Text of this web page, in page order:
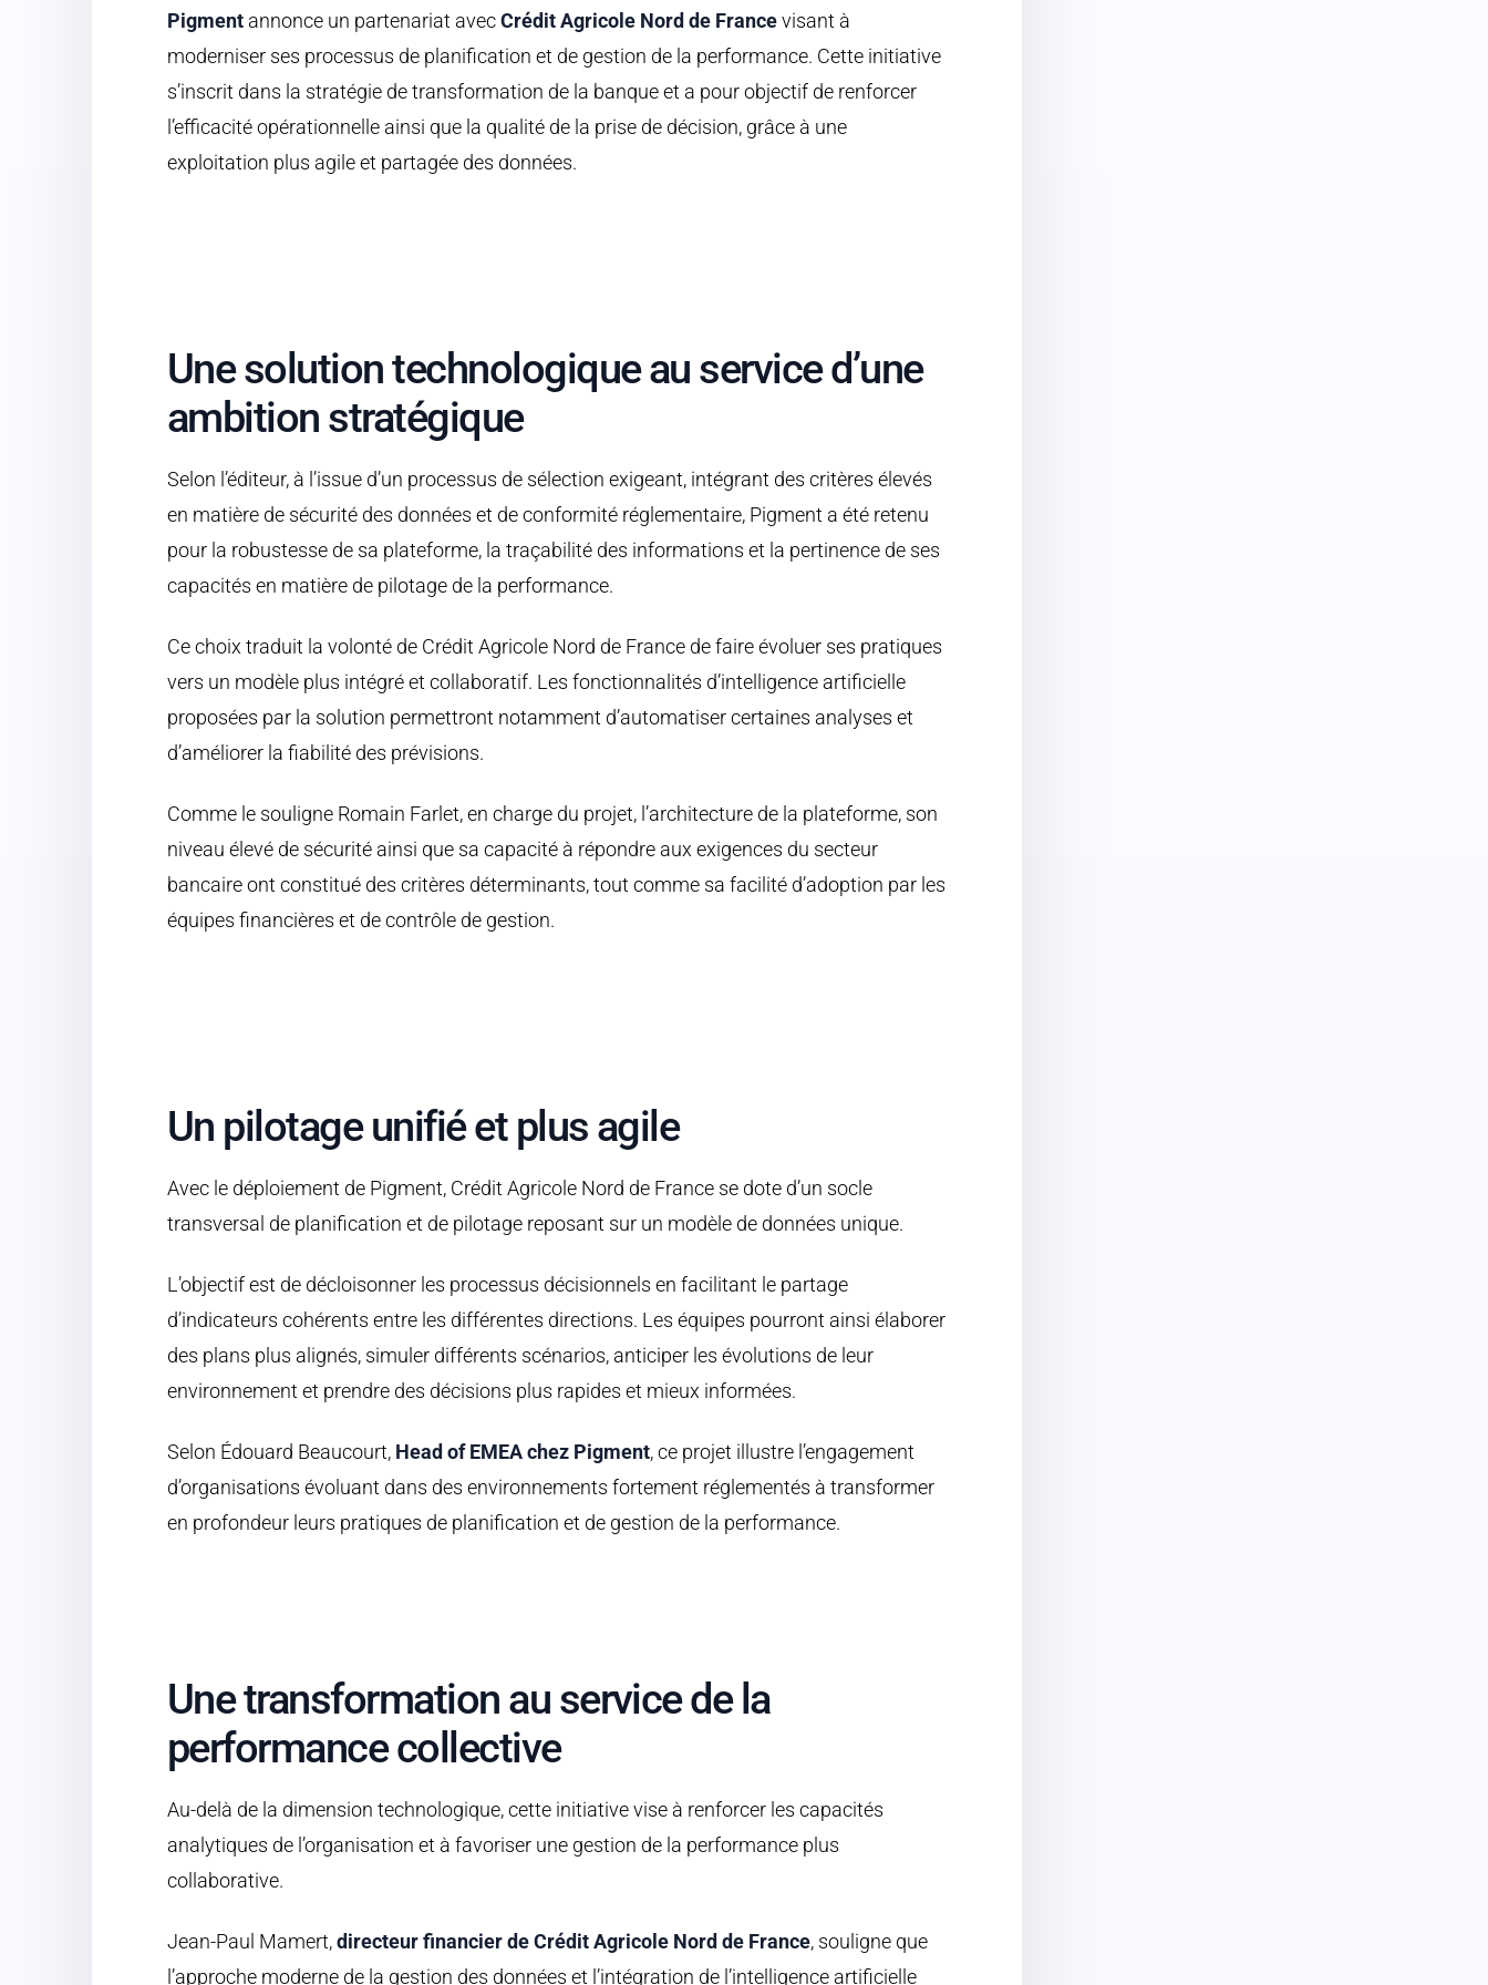
Pigment annonce un partenariat avecCrédit Agricole Nord de Francevisant à
moderniser ses processus de planification et de gestion de la performance. Cette initiative
s’inscrit dans la stratégie de transformation de la banque et a pour objectif de renforcer
l’efficacité opérationnelle ainsi que la qualité de la prise de décision, grâce à une
exploitation plus agile et partagée des données.
Une solution technologique au service d’une
ambition stratégique
Selon l’éditeur, à l’issue d’un processus de sélection exigeant, intégrant des critères élevés
en matière de sécurité des données et de conformité réglementaire, Pigment a été retenu
pour la robustesse de sa plateforme, la traçabilité des informations et la pertinence de ses
capacités en matière de pilotage de la performance.
Ce choix traduit la volonté de Crédit Agricole Nord de France de faire évoluer ses pratiques
vers un modèle plus intégré et collaboratif. Les fonctionnalités d’intelligence artificielle
proposées par la solution permettront notamment d’automatiser certaines analyses et
d’améliorer la fiabilité des prévisions.
Comme le souligne Romain Farlet, en charge du projet, l’architecture de la plateforme, son
niveau élevé de sécurité ainsi que sa capacité à répondre aux exigences du secteur
bancaire ont constitué des critères déterminants, tout comme sa facilité d’adoption par les
équipes financières et de contrôle de gestion.
Un pilotage unifié et plus agile
Avec le déploiement de Pigment, Crédit Agricole Nord de France se dote d’un socle
transversal de planification et de pilotage reposant sur un modèle de données unique.
L’objectif est de décloisonner les processus décisionnels en facilitant le partage
d’indicateurs cohérents entre les différentes directions. Les équipes pourront ainsi élaborer
des plans plus alignés, simuler différents scénarios, anticiper les évolutions de leur
environnement et prendre des décisions plus rapides et mieux informées.
Selon Édouard Beaucourt, Head of EMEA chez Pigment, ce projet illustre l’engagement
d’organisations évoluant dans des environnements fortement réglementés à transformer
en profondeur leurs pratiques de planification et de gestion de la performance.
Une transformation au service de la
performance collective
Au-delà de la dimension technologique, cette initiative vise à renforcer les capacités
analytiques de l’organisation et à favoriser une gestion de la performance plus
collaborative.
Jean-Paul Mamert,directeur financier de Crédit Agricole Nord de France, souligne que
l’approche moderne de la gestion des données et l’intégration de l’intelligence artificielle